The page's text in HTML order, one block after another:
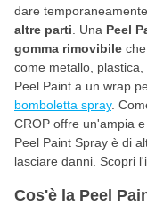
dare
altre parti . Una Peel
gomma rimovibile
come metallo,
Peel Paint a un wrap
bomboletta spray.
CROP offre un'ampia
Peel Paint Spray è di
lasciare danni. Scopri
Cos'è la Peel